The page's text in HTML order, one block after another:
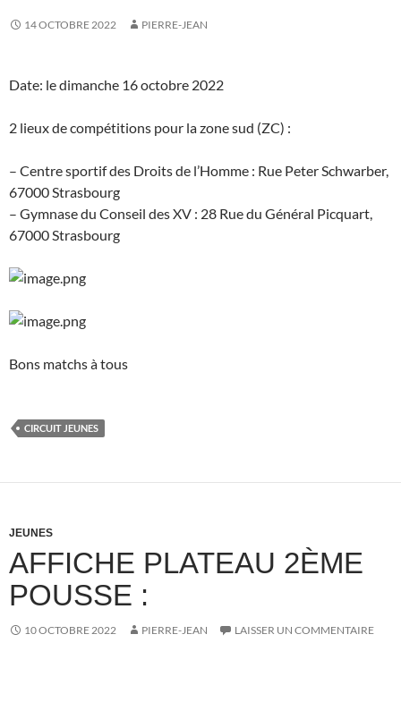
14 OCTOBRE 2022 PIERRE-JEAN
Date: le dimanche 16 octobre 2022
2 lieux de compétitions pour la zone sud (ZC) :
– Centre sportif des Droits de l’Homme : Rue Peter Schwarber,
67000 Strasbourg
– Gymnase du Conseil des XV : 28 Rue du Général Picquart,
67000 Strasbourg
Bons matchs à tous
CIRCUIT JEUNES
JEUNES
AFFICHE PLATEAU 2ÈME
POUSSE :
10 OCTOBRE 2022 PIERRE-JEAN LAISSER UN COMMENTAIRE